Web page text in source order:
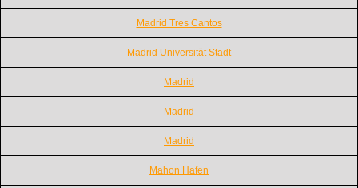
Madrid Tres Cantos
Madrid Universität Stadt
Madrid
Madrid
Madrid
Mahon Hafen